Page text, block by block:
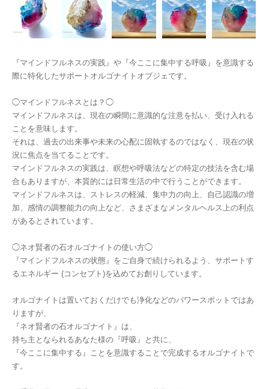
『マインドフルネスの実践』や『今ここに集中する呼吸』を意識する
際に特化したサポートオルゴナイトオブジェです。
◯マインドフルネスとは？◯
マインドフルネスは、現在の瞬間に意識的な注意を払い、受け入れる
ことを意味します。
それは、過去の出来事や未来の心配に固執するのではなく、現在の状
況に焦点を当てることです。
マインドフルネスの実践は、瞑想や呼吸法などの特定の技法を含む場
合もありますが、本質的には日常生活の中で行うことができます。
マインドフルネスは、ストレスの軽減、集中力の向上、自己認識の増
加、感情の調整能力の向上など、さまざまなメンタルヘルス上の利点
があるとされています。
◯ネオ賢者の石オルゴナイトの使い方◯
『マインドフルネスの状態』をご自身で続けられるよう、サポートす
るエネルギー (コンセプト)を込めてお創りしています。
オルゴナイトは置いておくだけでも浄化などのパワースポットではあ
りますが、
『ネオ賢者の石オルゴナイト』は、
持ち主となられるあなた様の『呼吸』と共に、
『今ここに集中する』ことを意識することで完成するオルゴナイトで
す。